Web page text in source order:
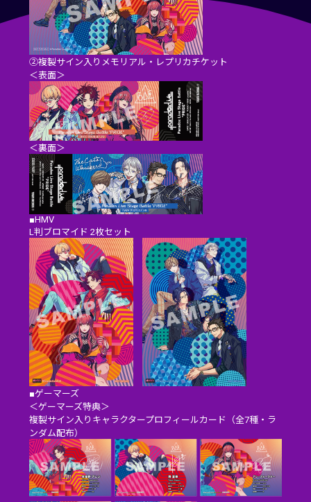
②複製サイン入りメモリアル・レプリカチケット
＜表面＞
＜裏面＞
■HMV
L判ブロマイド 2枚セット
■ゲーマーズ
＜ゲーマーズ特典＞
複製サイン入りキャラクタープロフィールカード（全7種・ラ
ンダム配布）